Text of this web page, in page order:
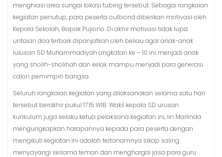
menghiasi area sungai lokasi tubing tersebut. Sebagai rangkaian
kegiatan penutup, para peserta outbond diberikan motivasi oleh
Kepala Sekolah, Bapak Pujiono. Di akhir motivasi tidak lupa
untaian doa terbaik dipanjatkan oleh beliau agar anak-anak
lulusan SD Muhammadiyah angkatan ke – 10 ini menjadi anak
yang sholih-sholihah dan kelak mampu menjadi para generasi
calon pemimpin bangsa.
Seluruh rangkaian kegiatan yang dilaksanakan selama satu hari
tersebut berakhir pukul 17.15 WIB. Wakil kepala SD urusan
kurikulum juga selaku ketua pelaksana kegiatan ini, Iin Marlinda
mengungkapkan harapannya kepada para peserta dengan
mengikuti kegiatan ini adalah tertanamnya sikap saling
menyayangi sesama teman dan menghargai jasa para guru